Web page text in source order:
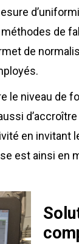
de
de
le niveau de
en invitant
est ainsi